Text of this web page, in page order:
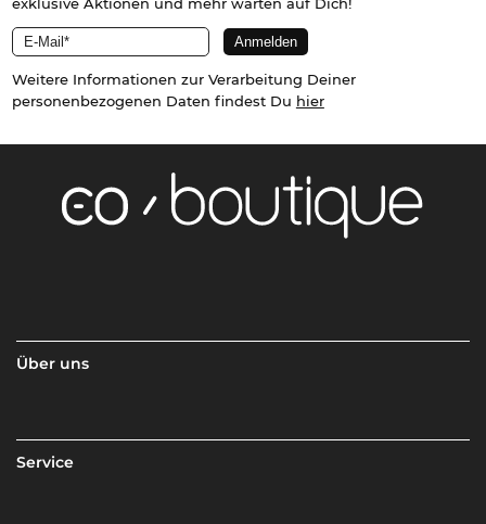
Weitere Informationen zur Verarbeitung Deiner
personenbezogenen Daten findest Du hier
Über uns
Service